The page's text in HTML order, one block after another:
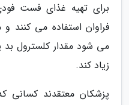
برای تهیه غذای فست
فراوان استفاده می کنند
می شود مقدار کلسترول
زیاد کند.
پزشکان معتقدند کسانی